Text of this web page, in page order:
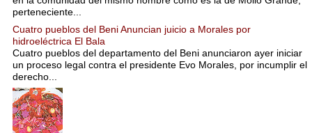
perteneciente...
Cuatro pueblos del Beni Anuncian juicio a Morales por
hidroeléctrica El Bala
Cuatro pueblos del departamento del Beni anunciaron ayer iniciar
un proceso legal contra el presidente Evo Morales, por incumplir el
derecho...